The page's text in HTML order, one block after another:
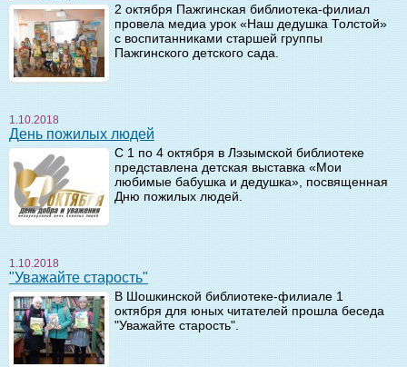
2 октября Пажгинская библиотека-филиал
провела медиа урок «Наш дедушка Толстой»
с воспитанниками старшей группы
Пажгинского детского сада.
1.10.2018
День пожилых людей
С 1 по 4 октября в Лэзымской библиотеке
представлена детская выставка «Мои
любимые бабушка и дедушка», посвященная
Дню пожилых людей.
1.10.2018
"Уважайте старость"
В Шошкинской библиотеке-филиале 1
октября для юных читателей прошла беседа
"Уважайте старость".